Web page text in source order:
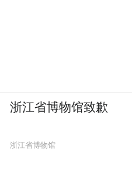
浙江省博物馆致歉
浙江省博物馆